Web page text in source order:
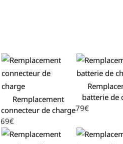
Remplacement
connecteur de charge
69€
batterie de
79€